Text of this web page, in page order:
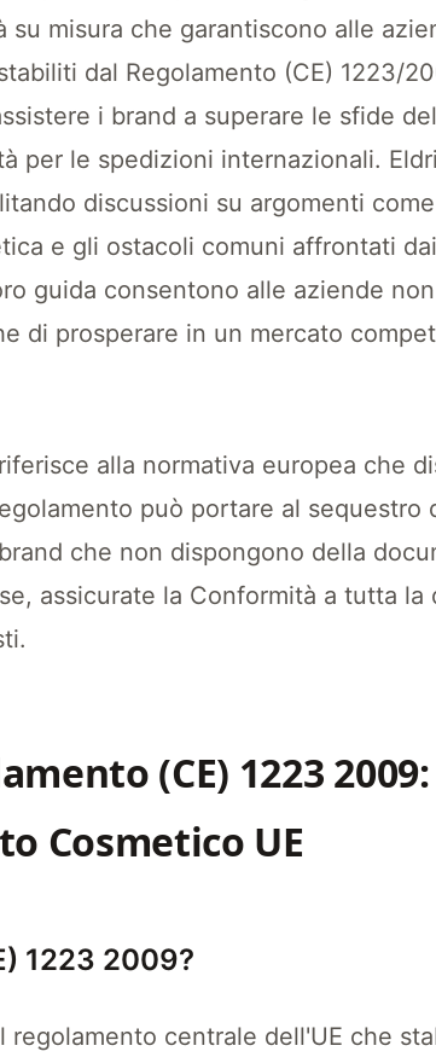
misura che garantiscono alle
dal Regolamento (CE) 1223/
i brand a superare le sfide
per le spedizioni internazionali.
discussioni su argomenti
e gli ostacoli comuni affrontati
guida consentono alle aziende
di prosperare in un mercato
il quadro normativo critico
alla normativa europea che
può portare al sequestro
che non dispongono della
assicurate la Conformità a tutta la
(CE) 1223
Cosmetico UE
1223 2009?
regolamento centrale dell'UE che